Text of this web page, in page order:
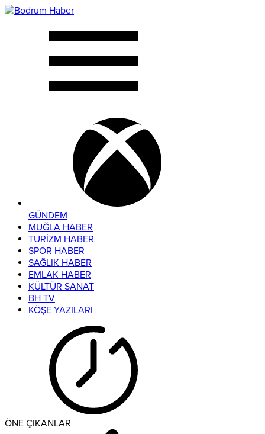
GÜNDEM
MUĞLA HABER
TURİZM HABER
SPOR HABER
SAĞLIK HABER
EMLAK HABER
KÜLTÜR SANAT
BH TV
KÖŞE YAZILARI
ÖNE ÇIKANLAR